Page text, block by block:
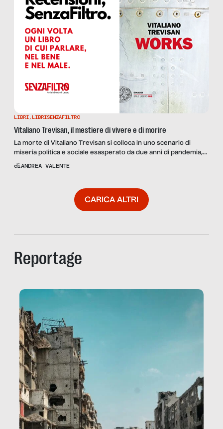
LIBRI,LIBRISENZAFILTRO
Vitaliano Trevisan, il mestiere di vivere e di morire
La morte di Vitaliano Trevisan si colloca in uno scenario di
miseria politica e sociale esasperato da due anni di pandemia,
che coinvolge anche la cultura del lavoro. La nostra recensione
diANDREA VALENTE
CARICA ALTRI
Reportage